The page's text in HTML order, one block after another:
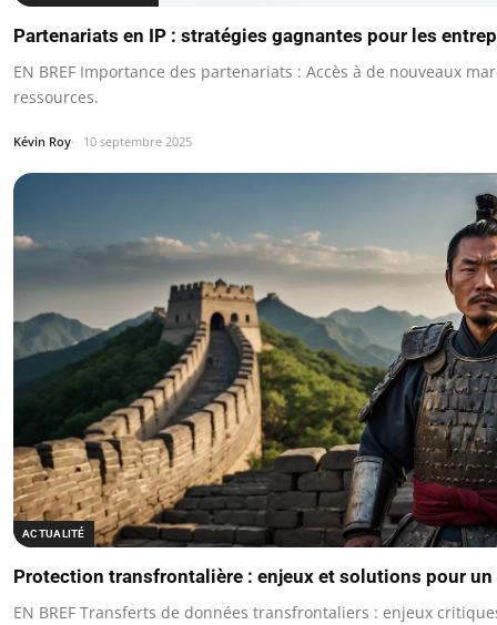
Partenariats en IP : stratégies gagnantes pour les
EN BREF Importance des partenariats : Accès à de nouveaux
ressources.
Kévin Roy 10 septembre 2025
ACTUALITÉ
Protection transfrontalière : enjeux et solutions pour
EN BREF Transferts de données transfrontaliers : enjeux